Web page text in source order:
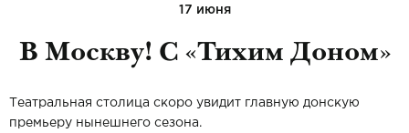
17 июня
В Москву! С «Тихим Доном»
Театральная столица скоро увидит главную донскую
премьеру нынешнего сезона.